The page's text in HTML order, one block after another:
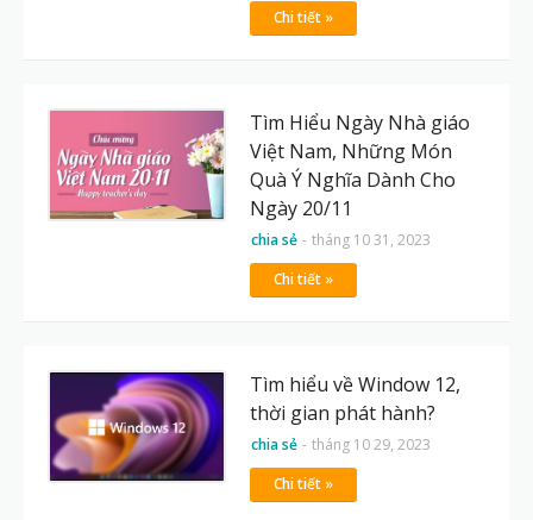
Chi tiết »
Tìm Hiểu Ngày Nhà giáo
Việt Nam, Những Món
Quà Ý Nghĩa Dành Cho
Ngày 20/11
chia sẻ - tháng 10 31, 2023
Chi tiết »
Tìm hiểu về Window 12,
thời gian phát hành?
chia sẻ - tháng 10 29, 2023
Chi tiết »